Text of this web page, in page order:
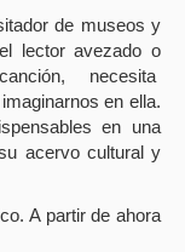
de museos y
lector avezado o
necesita
en ella.
en una
acervo cultural y
A partir de ahora